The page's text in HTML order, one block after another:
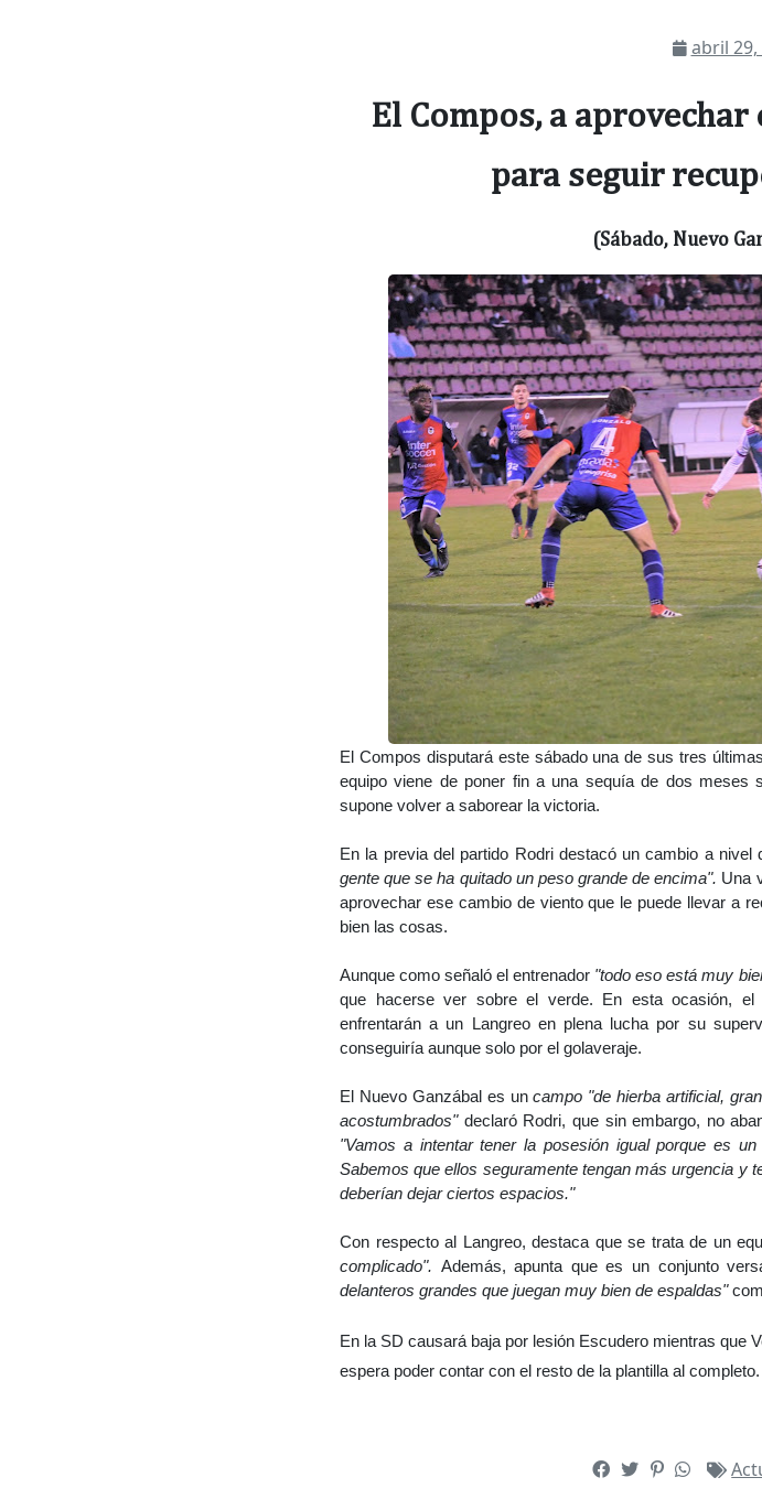
abril 29,
El Compos, a
para seguir
(Sábado, Nuevo
El Compos disputará este sábado una de sus tres
equipo viene de poner fin a una sequía de dos meses
supone volver a saborear la victoria.
En la previa del partido Rodri destacó un cambio a
gente que se ha quitado un peso grande de encima". Una
aprovechar ese cambio de viento que le puede llevar a
bien las cosas.
Aunque como señaló el entrenador "todo eso está muy
que hacerse ver sobre el verde. En esta ocasión, el
enfrentarán a un Langreo en plena lucha por su
conseguiría aunque solo por el golaveraje.
El Nuevo Ganzábal es uncampo "de hierba artificial,
acostumbrados"declaró Rodri, que sin embargo, no
"Vamos a intentar tener la posesión igual porque es
Sabemos que ellos seguramente tengan más urgencia y
deberían dejar ciertos espacios."
Con respecto al Langreo, destaca que se trata de un
complicado". Además, apunta que es un conjunto
delanteros grandes que juegan muy bien de espaldas"
En la SD causará baja por lesión Escudero mientras que
espera poder contar con el resto de la plantilla al completo.